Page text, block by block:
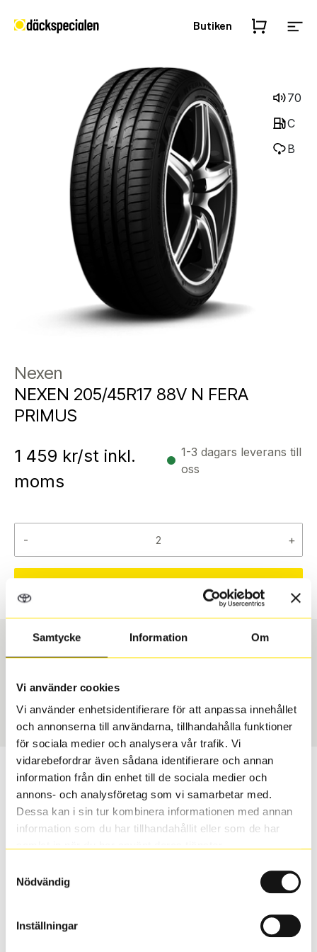
Samtycke Information Om
Vi använder cookies
Vi använder enhetsidentifierare för att anpassa innehållet
och annonserna till användarna, tillhandahålla funktioner
för sociala medier och analysera vår trafik. Vi
vidarebefordrar även sådana identifierare och annan
information från din enhet till de sociala medier och
annons- och analysföretag som vi samarbetar med.
Dessa kan i sin tur kombinera informationen med annan
information som du har tillhandahållit eller som de har
Nödvändig
Inställningar
Butiken
70
C
B
Nexen
NEXEN 205/45R17 88V N FERA
PRIMUS
1 459 kr/st inkl.
moms
1-3 dagars leverans till
oss
- +
Däcktyp Däckstorlek
Art nummer
1605
Passar detta däck min bil?
Ange registreringsnummer för att se om det däck du
valt passar din bilmodell. Om du köper däck som skall
Ibland kan fälgen ha bytts ut under årens lopp och
inte vara samma dimension som bilen hade ut från